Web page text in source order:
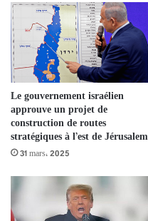
Le gouvernement israélien
approuve un projet de
construction de routes
stratégiques à l’est de Jérusalem
31 mars، 2025